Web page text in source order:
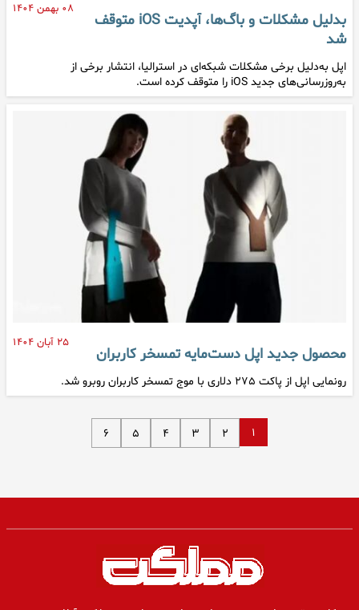
۰۸ بهمن ۱۴۰۴
بدلیل مشکلات و باگ‌ها، آپدیت iOS متوقف
شد
اپل به‌دلیل برخی مشکلات شبکه‌ای در استرالیا، انتشار برخی از
به‌روزرسانی‌های جدید iOS را متوقف کرده است.
۲۵ آبان ۱۴۰۴
محصول جدید اپل دست‌مایه تمسخر کاربران
رونمایی اپل از پاکت ۲۷۵ دلاری با موج تمسخر کاربران روبرو شد.
۱ ۲ ۳ ۴ ۵ ۶